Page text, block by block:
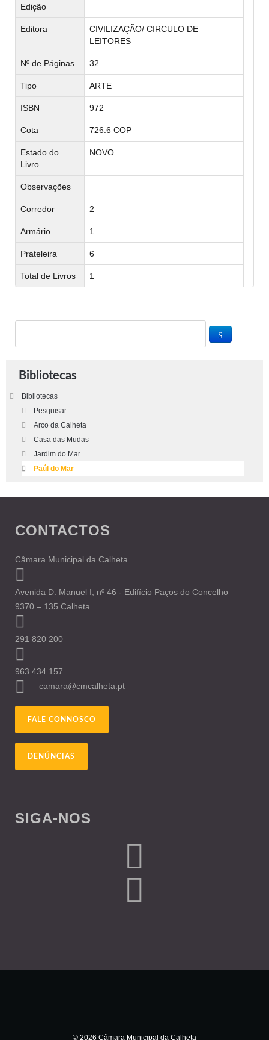
Edição
Editora
CIVILIZAÇÃO/ CIRCULO DE
LEITORES
Nº de Páginas 32
Tipo ARTE
ISBN 972
Cota 726.6 COP
Estado do
Livro
NOVO
Observações
Corredor 2
Armário 1
Prateleira 6
Total de Livros 1
Bibliotecas
Bibliotecas
Pesquisar
Arco da Calheta
Casa das Mudas
Jardim do Mar
Paúl do Mar
CONTACTOS
Câmara Municipal da Calheta
Avenida D. Manuel I, nº 46 - Edifício Paços do Concelho
9370 – 135 Calheta
291 820 200
963 434 157
camara@cmcalheta.pt
FALE CONNOSCO
DENÚNCIAS
SIGA-NOS
© 2026 Câmara Municipal da Calheta